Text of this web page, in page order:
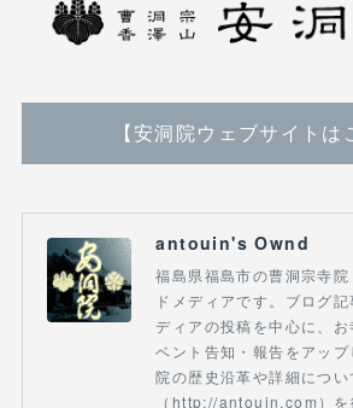
【安洞院ウェブサイトは
antouin's Ownd
福島県福島市の曹洞宗寺
ドメディアです。ブログ
ディアの投稿を中心に、
ベント告知・報告をアッ
院の歴史沿革や詳細につい
（http://antouin.com）を